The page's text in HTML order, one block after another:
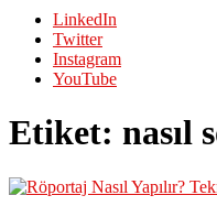
LinkedIn
Twitter
Instagram
YouTube
Etiket: nasıl